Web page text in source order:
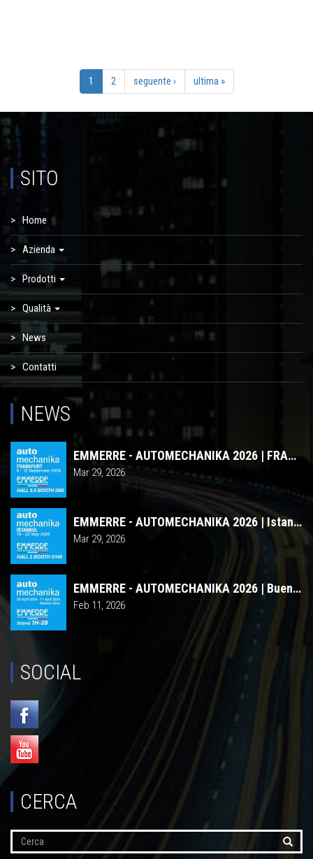
1 2 seguente › ultima »
SITO
Home
Azienda
Prodotti
Qualità
News
Contatti
NEWS
EMMERRE - AUTOMECHANIKA 2026 | FRANCOFORTE
Mar 29, 2026
EMMERRE - AUTOMECHANIKA 2026 | Istanbul
Mar 29, 2026
EMMERRE - AUTOMECHANIKA 2026 | Buenos Aires
Feb 11, 2026
SOCIAL
CERCA